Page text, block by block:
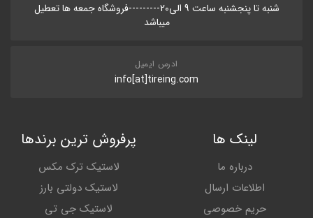
شنبه تا پنجشنبه ساعت 9 الی20---------فروشگاه جمعه ها تعطیل
میباشد
ادرس ایمیل
info[at]tireing.com
لینک ها
درباره ما
اطلاعات ارسال
حریم خصوصی
پرفروش ترین برندها
لاستیک ترک مکس
لاستیک دولتی بارز
لاستیک جی تی